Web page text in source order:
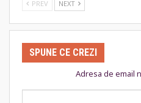
PREV NEXT
SPUNE CE CREZI
Adresa de email